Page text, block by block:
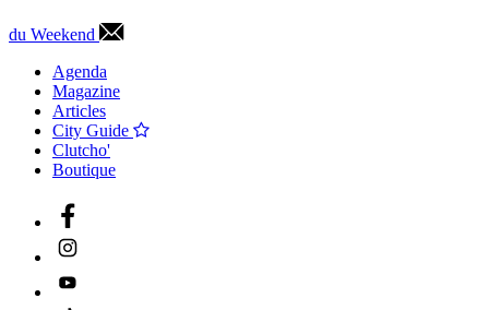
du Weekend
Agenda
Magazine
Articles
City Guide
Clutcho'
Boutique